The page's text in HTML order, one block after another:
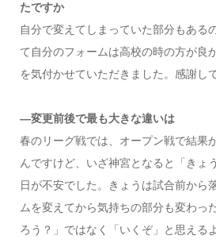
たですか
自分で変えてしまっていた部分もある
て自分のフォームは高校の時の方が良
を気付かせていただきました。感謝し
―変更前後で最も大きな違いは
春のリーグ戦では、オープン戦で結果
んですけど、いざ神宮となると「きょ
日が不安でした。きょうは試合前から
ムを変えてから気持ちの部分も変わっ
ろう？」ではなく「いくぞ」と思える